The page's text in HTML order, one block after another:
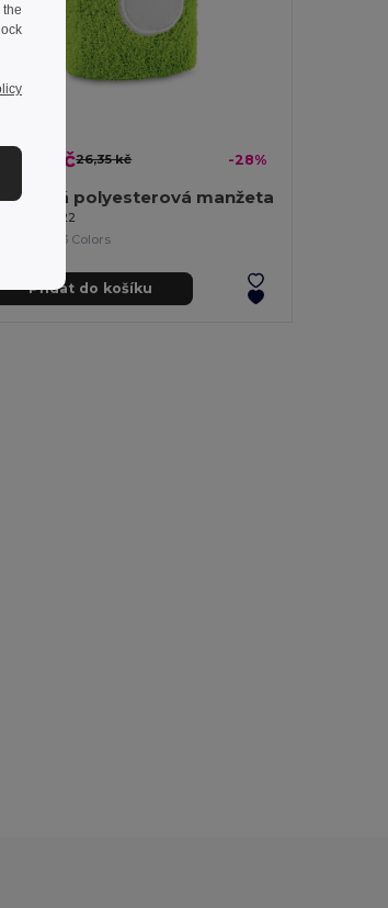
18,95 kč26,35 kč -28%
polyesterová manžeta
99022
+3 Colors
Přidat do košíku